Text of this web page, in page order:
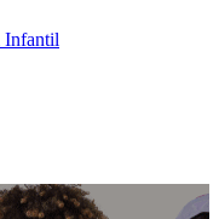
Infantil